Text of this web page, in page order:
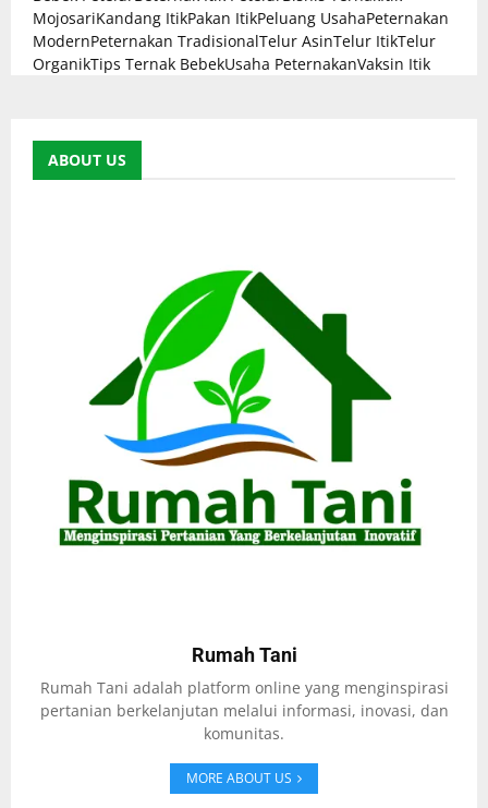
MojosariKandang ItikPakan ItikPeluang UsahaPeternakan
ModernPeternakan TradisionalTelur AsinTelur ItikTelur
OrganikTips Ternak BebekUsaha PeternakanVaksin Itik
ABOUT US
Rumah Tani
Rumah Tani adalah platform online yang menginspirasi
pertanian berkelanjutan melalui informasi, inovasi, dan
komunitas.
MORE ABOUT US